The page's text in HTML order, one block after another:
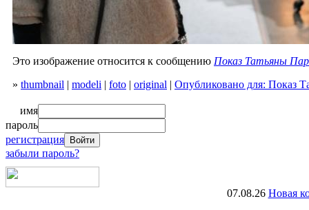
Это изображение относится к сообщению Показ Татьяны
» thumbnail | modeli | foto | original | Опубликовано для: Показ
имя
пароль
регистрация
забыли пароль?
07.08.26 Новая